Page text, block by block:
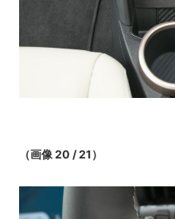
（画像 20 / 21）